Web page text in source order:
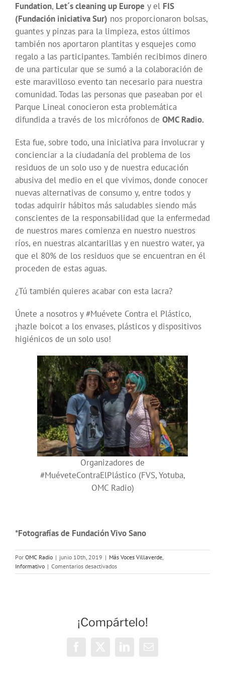
Fundation, Let´s cleaning up Europe y el FIS
(Fundación iniciativa Sur) nos proporcionaron bolsas,
guantes y pinzas para la limpieza, estos últimos
también nos aportaron plantitas y esquejes como
regalo a las participantes. También recibimos dinero
de una particular que se sumó a la colaboración de
este maravilloso evento tan necesario para nuestra
comunidad. Todas las personas que paseaban por el
Parque Lineal conocieron esta problemática
difundida a través de los micrófonos de OMC Radio.
Esta fue, sobre todo, una iniciativa para involucrar y
concienciar a la ciudadanía del problema de los
residuos de un solo uso y de nuestra educación
abusiva del medio en el que vivimos, donde conocer
nuevas alternativas de consumo y, entre todos y
todas adquirir hábitos más saludables siendo más
conscientes de la responsabilidad que la enfermedad
de nuestros mares comienza en nuestro nuestros
ríos, en nuestras alcantarillas y en nuestro water, ya
que el 80% de los residuos que se encuentran en él
proceden de estas aguas.
¿Tú también quieres acabar con esta lacra?
Únete a nosotros y #Muévete Contra el Plástico,
¡hazle boicot a los envases, plásticos y dispositivos
higiénicos de un solo uso!
Organizadores de
#MuéveteContraElPlástico (FVS, Yotuba,
OMC Radio)
*Fotografías de Fundación Vivo Sano
Por OMC Radio | junio 10th, 2019 | Más Voces Villaverde,
Informativo | Comentarios desactivadosen
Villaverde
Plástico
¡Compártelo!